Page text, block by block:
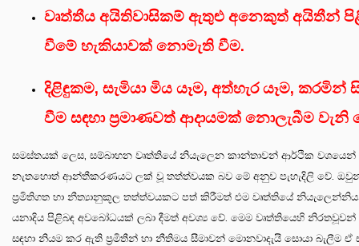
වෘත්තීය අයිතිවාසිකම් ඇතුළු අනෙකුත් අයිතීන්
වීමේ හැකියාවක් නොමැති වීම.
දිළිඳුකම, සැමියා මිය යෑම, අත්හැර යෑම,
වීම සඳහා ප්‍රමාණවත් ආදායමක් නොලැබීම
සමස්තයක් ලෙස, සම්බාහන වෘත්තියේ නියැලෙන කාන්තාවන් ආර්ථික වශයෙන්
නැතහොත් ආන්තීකරණයට ලක් වූ තත්ත්වයක බව මේ අනුව පැහැදිලි වේ.
ප්‍රමිතිගත හා නීත්‍යානුකූල තත්ත්වයකට පත් කිරීමත් එම වෘත්තියේ
යනාදිය පිළිබඳ අවබෝධයක් ලබා දීමත් අවශ්‍ය වේ. මෙම වෘත්තියෙහි
සඳහා නියම කර ඇති ප්‍රමිතීන් හා නීතිමය සීමාවන් මොනවාදැයි සොයා බැලීම ඒ